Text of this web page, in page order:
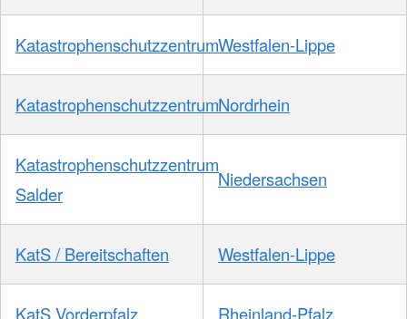
KatastrophenschutzzentrumWestfalen-Lippe
KatastrophenschutzzentrumNordrhein
Katastrophenschutzzentrum
Salder
Niedersachsen
KatS / Bereitschaften Westfalen-Lippe
KatS Vorderpfalz Rheinland-Pfalz